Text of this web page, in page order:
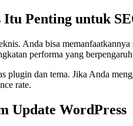
Itu Penting untuk
Anda bisa
performa yang
plugin dan tema. Jika Anda
rate.
Update WordPress